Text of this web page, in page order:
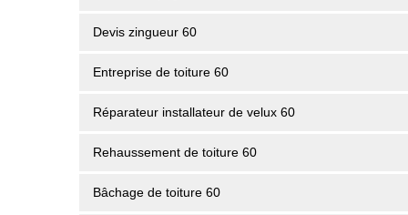
Devis zingueur 60
Entreprise de toiture 60
Réparateur installateur de velux 60
Rehaussement de toiture 60
Bâchage de toiture 60